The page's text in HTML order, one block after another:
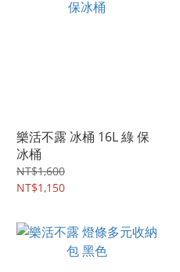
樂活不露 冰桶 16L 綠 保
冰桶
NT$1,600
NT$1,150